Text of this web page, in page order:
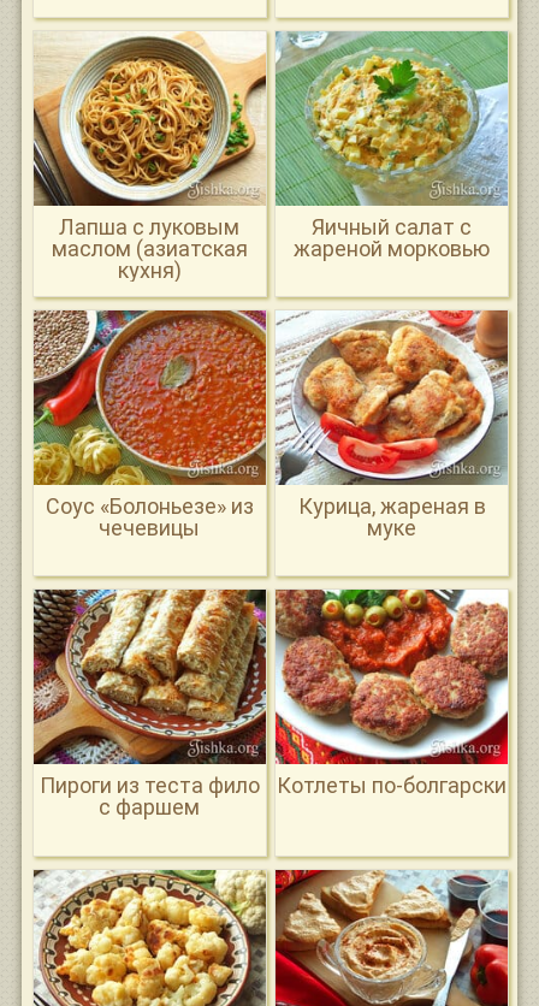
Лапша с луковым
маслом (азиатская
кухня)
Яичный салат с
жареной морковью
Соус «Болоньезе» из
чечевицы
Курица, жареная в
муке
Пироги из теста фило
с фаршем
Котлеты по-болгарски